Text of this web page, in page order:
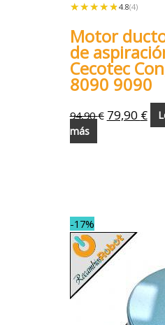
★★★★★
★★★★★ 4.8(4)
Motor
de
Cecotec
8090 9090
94,90€ 79,90 €
más
-17%